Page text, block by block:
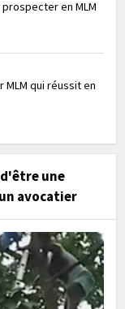
en MLM
qui réussit en
d'être une
avocatier